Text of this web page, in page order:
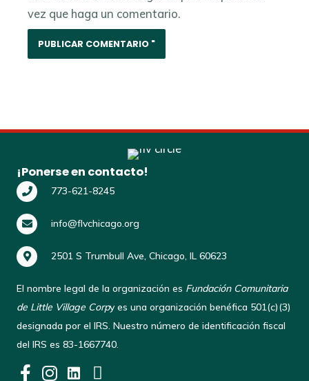
vez que haga un comentario.
¡Ponerse en contacto!
773-621-8245
info@flvchicago.org
2501 S Trumbull Ave, Chicago, IL 60623
El nombre legal de la organización es Fundación Comunitaria
de Little Village Corpy es una organización benéfica 501(c)(3)
designada por el IRS. Nuestro número de identificación fiscal
del IRS es 83-1667740.